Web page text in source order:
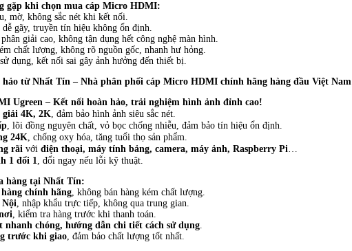
gặp khi chọn mua cáp Micro HDMI:
mờ, không sắc nét khi kết nối.
dễ gãy, truyền tín hiệu không ổn định.
giải cao, không tận dụng hết công nghệ màn hình.
chất lượng, không rõ nguồn gốc, nhanh hư hỏng.
dụng, kết nối sai gây ảnh hưởng đến thiết bị.
từ Nhất Tín – Nhà phân phối cáp Micro HDMI chính hãng hàng đầu Việt
Ugreen – Kết nối hoàn hảo, trải nghiệm hình ảnh đỉnh cao!
giải 4K, 2K, đảm bảo hình ảnh siêu sắc nét.
, lõi đồng nguyên chất, vỏ bọc chống nhiễu, đảm bảo tín hiệu ổn định.
24K, chống oxy hóa, tăng tuổi thọ sản phẩm.
rãi với điện thoại, máy tính bảng, camera, máy ảnh, Raspberry Pi…
1 đổi 1, đổi ngay nếu lỗi kỹ thuật.
hàng tại Nhất Tín:
chính hãng, không bán hàng kém chất lượng.
Nội, nhập khẩu trực tiếp, không qua trung gian.
, kiểm tra hàng trước khi thanh toán.
chóng, hướng dẫn chi tiết cách sử dụng.
trước khi giao, đảm bảo chất lượng tốt nhất.